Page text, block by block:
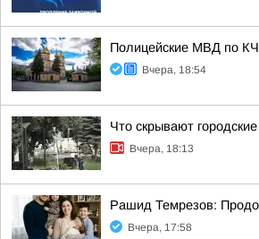
Полицейские МВД по
Вчера, 18:54
Что скрывают
Вчера, 18:13
Рашид Темрезов:
Вчера, 17:58